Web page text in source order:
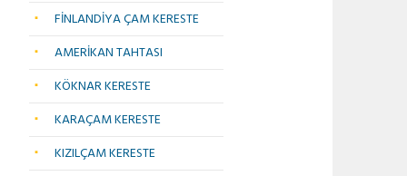
FİNLANDİYA ÇAM KERESTE
AMERİKAN TAHTASI
KÖKNAR KERESTE
KARAÇAM KERESTE
KIZILÇAM KERESTE